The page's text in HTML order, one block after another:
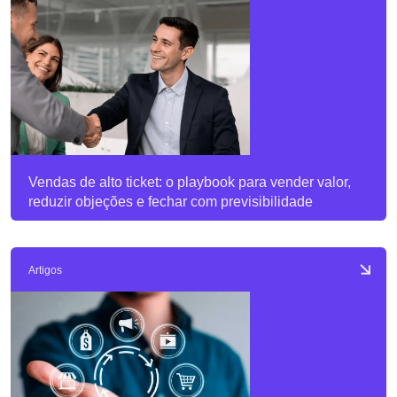
Vendas de alto ticket: o playbook para vender valor,
reduzir objeções e fechar com previsibilidade
Artigos